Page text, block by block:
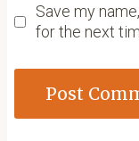
Save my
for the next